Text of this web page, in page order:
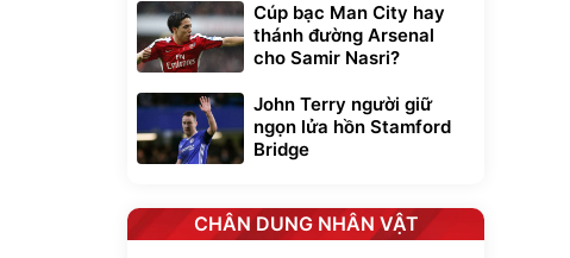
Cúp bạc Man City hay
thánh đường Arsenal
cho Samir Nasri?
John Terry người giữ
ngọn lửa hồn Stamford
Bridge
CHÂN DUNG NHÂN VẬT